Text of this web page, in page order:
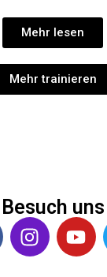
Mehr lesen
Mehr trainieren
Besuch uns